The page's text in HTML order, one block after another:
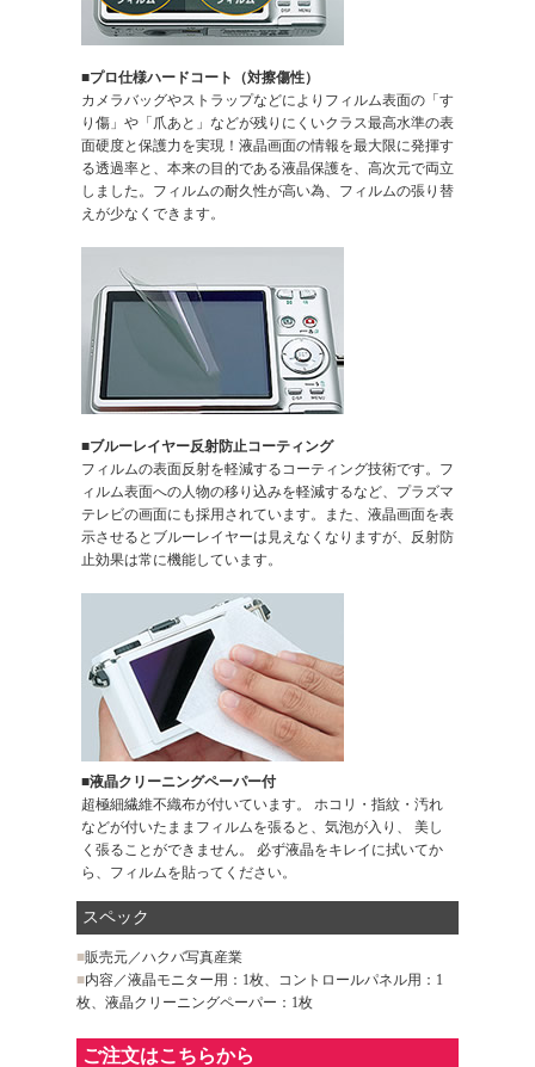
■プロ仕様ハードコート（対擦傷性）
カメラバッグやストラップなどによりフィルム表面の「す
り傷」や「爪あと」などが残りにくいクラス最高水準の表
面硬度と保護力を実現！液晶画面の情報を最大限に発揮す
る透過率と、本来の目的である液晶保護を、高次元で両立
しました。フィルムの耐久性が高い為、フィルムの張り替
えが少なくできます。
■ブルーレイヤー反射防止コーティング
フィルムの表面反射を軽減するコーティング技術です。フ
ィルム表面への人物の移り込みを軽減するなど、プラズマ
テレビの画面にも採用されています。また、液晶画面を表
示させるとブルーレイヤーは見えなくなりますが、反射防
止効果は常に機能しています。
■液晶クリーニングペーパー付
超極細繊維不織布が付いています。 ホコリ・指紋・汚れ
などが付いたままフィルムを張ると、気泡が入り、 美し
く張ることができません。 必ず液晶をキレイに拭いてか
ら、フィルムを貼ってください。
スペック
■販売元／ハクバ写真産業
■内容／液晶モニター用：1枚、コントロールパネル用：1
枚、液晶クリーニングペーパー：1枚
ご注文はこちらから